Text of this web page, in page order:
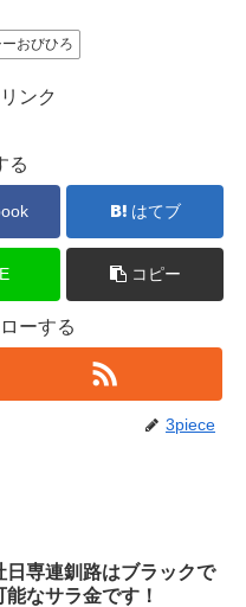
おびひろ
ンク
る
はてブ
コピー
ーする
3piece
日専連釧路はブラックで
能なサラ金です！